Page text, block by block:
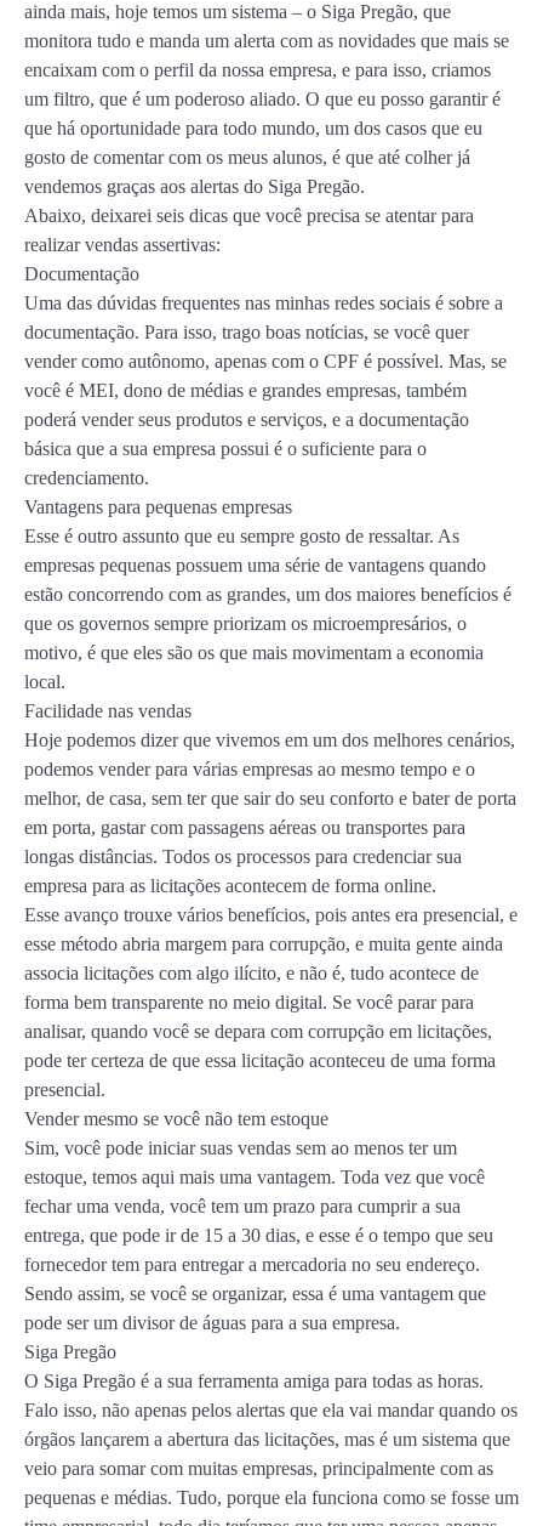
ainda mais, hoje temos um sistema – o Siga Pregão, que
monitora tudo e manda um alerta com as novidades que mais se
encaixam com o perfil da nossa empresa, e para isso, criamos
um filtro, que é um poderoso aliado. O que eu posso garantir é
que há oportunidade para todo mundo, um dos casos que eu
gosto de comentar com os meus alunos, é que até colher já
vendemos graças aos alertas do Siga Pregão.
Abaixo, deixarei seis dicas que você precisa se atentar para
realizar vendas assertivas:
Documentação
Uma das dúvidas frequentes nas minhas redes sociais é sobre a
documentação. Para isso, trago boas notícias, se você quer
vender como autônomo, apenas com o CPF é possível. Mas, se
você é MEI, dono de médias e grandes empresas, também
poderá vender seus produtos e serviços, e a documentação
básica que a sua empresa possui é o suficiente para o
credenciamento.
Vantagens para pequenas empresas
Esse é outro assunto que eu sempre gosto de ressaltar. As
empresas pequenas possuem uma série de vantagens quando
estão concorrendo com as grandes, um dos maiores benefícios é
que os governos sempre priorizam os microempresários, o
motivo, é que eles são os que mais movimentam a economia
local.
Facilidade nas vendas
Hoje podemos dizer que vivemos em um dos melhores cenários,
podemos vender para várias empresas ao mesmo tempo e o
melhor, de casa, sem ter que sair do seu conforto e bater de porta
em porta, gastar com passagens aéreas ou transportes para
longas distâncias. Todos os processos para credenciar sua
empresa para as licitações acontecem de forma online.
Esse avanço trouxe vários benefícios, pois antes era presencial, e
esse método abria margem para corrupção, e muita gente ainda
associa licitações com algo ilícito, e não é, tudo acontece de
forma bem transparente no meio digital. Se você parar para
analisar, quando você se depara com corrupção em licitações,
pode ter certeza de que essa licitação aconteceu de uma forma
presencial.
Vender mesmo se você não tem estoque
Sim, você pode iniciar suas vendas sem ao menos ter um
estoque, temos aqui mais uma vantagem. Toda vez que você
fechar uma venda, você tem um prazo para cumprir a sua
entrega, que pode ir de 15 a 30 dias, e esse é o tempo que seu
fornecedor tem para entregar a mercadoria no seu endereço.
Sendo assim, se você se organizar, essa é uma vantagem que
pode ser um divisor de águas para a sua empresa.
Siga Pregão
O Siga Pregão é a sua ferramenta amiga para todas as horas.
Falo isso, não apenas pelos alertas que ela vai mandar quando os
órgãos lançarem a abertura das licitações, mas é um sistema que
veio para somar com muitas empresas, principalmente com as
pequenas e médias. Tudo, porque ela funciona como se fosse um